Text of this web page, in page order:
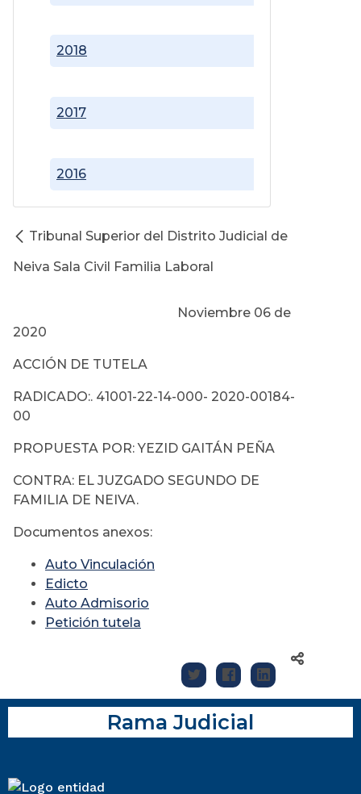
2016
2017
2018
Tribunal Superior del Distrito Judicial de
Neiva Sala Civil Familia Laboral
Noviembre 06 de
2020
ACCIÓN DE TUTELA
RADICADO:. 41001-22-14-000- 2020-00184-
00
PROPUESTA POR: YEZID GAITÁN PEÑA
CONTRA: EL JUZGADO SEGUNDO DE
FAMILIA DE NEIVA.
Documentos anexos:
Auto Vinculación
Edicto
Auto Admisorio
Petición tutela
Rama Judicial